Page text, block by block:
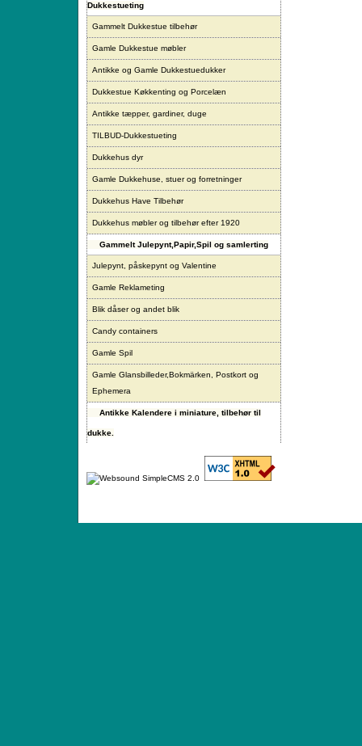
Dukkestueting
Gammelt Dukkestue tilbehør
Gamle Dukkestue møbler
Antikke og Gamle Dukkestuedukker
Dukkestue Køkkenting og Porcelæn
Antikke tæpper, gardiner, duge
TILBUD-Dukkestueting
Dukkehus dyr
Gamle Dukkehuse, stuer og forretninger
Dukkehus Have Tilbehør
Dukkehus møbler og tilbehør efter 1920
Gammelt Julepynt,Papir,Spil og samlerting
Julepynt, påskepynt og Valentine
Gamle Reklameting
Blik dåser og andet blik
Candy containers
Gamle Spil
Gamle Glansbilleder,Bokmärken, Postkort og
Ephemera
Antikke Kalendere i miniature, tilbehør til
dukke.